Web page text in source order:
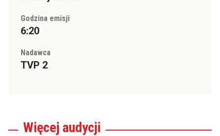
Godzina emisji
6:20
Nadawca
TVP 2
Więcej audycji